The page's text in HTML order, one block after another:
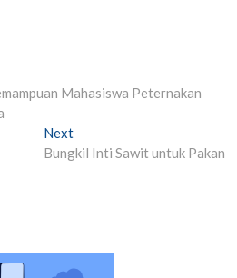
Mahasiswa Peternakan
NextNext
post:
Bungkil Inti Sawit untuk Pakan